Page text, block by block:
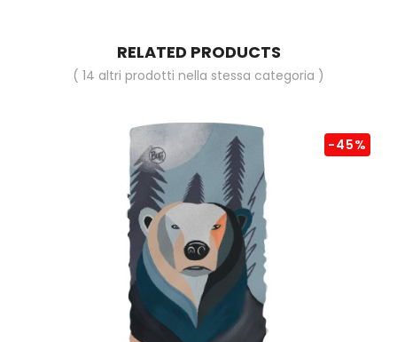
RELATED PRODUCTS
( 14 altri prodotti nella stessa categoria )
-45%